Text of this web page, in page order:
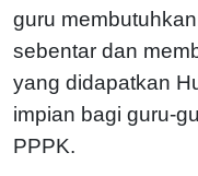
guru
sebentar dan
yang didapatkan
impian bagi guru-
PPPK.